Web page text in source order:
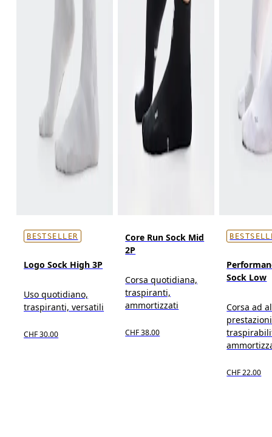
BESTSELLER
Logo Sock High 3P
Uso quotidiano,
traspiranti, versatili
CHF 30.00
Core Run Sock Mid
2P
Corsa quotidiana,
traspiranti,
ammortizzati
CHF 38.00
Sock Low
Corsa ad
CHF 22.00